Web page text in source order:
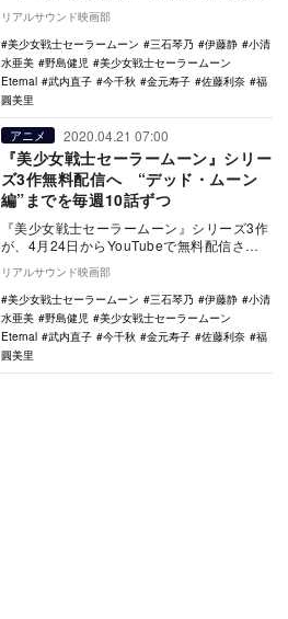
リアルサウンド映画部
美少女戦士セーラームーン
三石琴乃 伊藤静
小清
水亜美
野島健児
美少女戦士セーラームーン
Eternal
武内直子 今千秋 金元寿子 佐藤利奈
福
圓美里
アニメ 2020.04.21 07:00
『美少女戦士セーラームーン』シリー
ズ3作無料配信へ “デッド・ムーン
編”までを毎週10話ずつ
『美少女戦士セーラームーン』シリーズ3作
が、4月24日からYouTubeで無料配信され
ることが決定した。 1991年から19…
リアルサウンド映画部
美少女戦士セーラームーン
三石琴乃 伊藤静
小清
水亜美
野島健児
美少女戦士セーラームーン
Eternal
武内直子 今千秋 金元寿子 佐藤利奈
福
圓美里